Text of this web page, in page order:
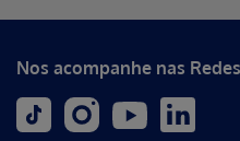
Nos acompanhe nas